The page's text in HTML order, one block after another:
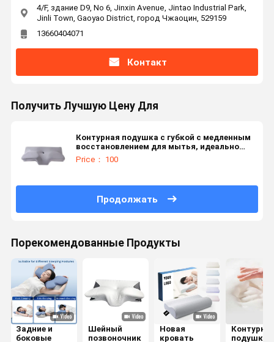
4/F, здание D9, No 6, Jinxin Avenue, Jintao Industrial Park,
Jinli Town, Gaoyao District, город Чжаоцин, 529159
13660404071
Контакт
Получить Лучшую Цену Для
Контурная подушка с губкой с медленным
восстановлением для мытья, идеально
подходит для расслабления мышц спины и
боков.
Price： 100
Продолжать
Порекомендованные Продукты
Задние и
боковые
Шейный
позвоночник
Новая
кровать
подушка